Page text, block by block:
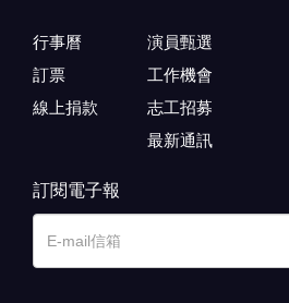
行事曆
訂票
線上捐款
演員甄選
工作機會
志工招募
最新通訊
訂閱電子報